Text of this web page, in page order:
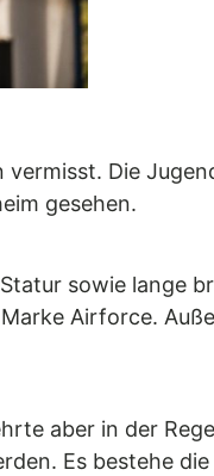
Die
gesehen.
sowie lange
Airforce.
aber in der
Es bestehe